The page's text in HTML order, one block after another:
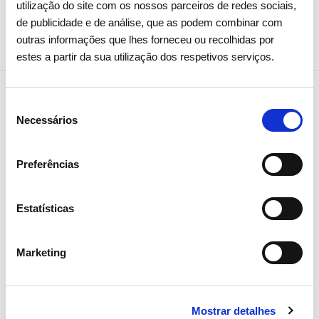
utilização do site com os nossos parceiros de redes sociais,
de publicidade e de análise, que as podem combinar com
outras informações que lhes forneceu ou recolhidas por
estes a partir da sua utilização dos respetivos serviços.
Necessários
Preferências
Estatísticas
Marketing
Mostrar detalhes
Institucional
Interligação
MEDEA
Plano Estratégico
Receba todos os detalhes da
operação,
tendências e notícias que
com toda a energia